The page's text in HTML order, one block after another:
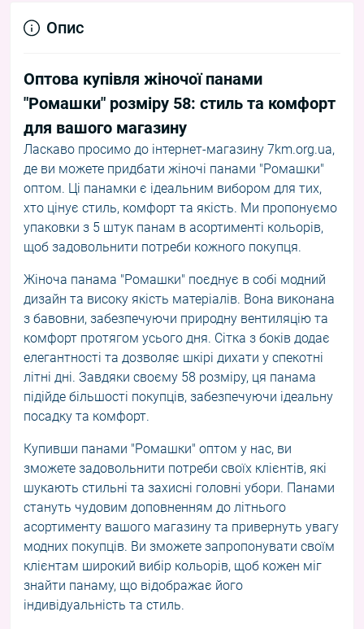
Опис
Оптова купівля жіночої панами
"Ромашки" розміру 58: стиль та комфорт
для вашого магазину
Ласкаво просимо до інтернет-магазину 7km.org.ua,
де ви можете придбати жіночі панами "Ромашки"
оптом. Ці панамки є ідеальним вибором для тих,
хто цінує стиль, комфорт та якість. Ми пропонуємо
упаковки з 5 штук панам в асортименті кольорів,
щоб задовольнити потреби кожного покупця.
Жіноча панама "Ромашки" поєднує в собі модний
дизайн та високу якість матеріалів. Вона виконана
з бавовни, забезпечуючи природну вентиляцію та
комфорт протягом усього дня. Сітка з боків додає
елегантності та дозволяє шкірі дихати у спекотні
літні дні. Завдяки своєму 58 розміру, ця панама
підійде більшості покупців, забезпечуючи ідеальну
посадку та комфорт.
Купивши панами "Ромашки" оптом у нас, ви
зможете задовольнити потреби своїх клієнтів, які
шукають стильні та захисні головні убори. Панами
стануть чудовим доповненням до літнього
асортименту вашого магазину та привернуть увагу
модних покупців. Ви зможете запропонувати своїм
клієнтам широкий вибір кольорів, щоб кожен міг
знайти панаму, що відображає його
індивідуальність та стиль.